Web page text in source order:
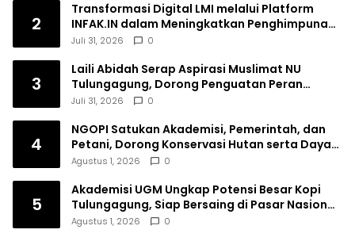
2
Transformasi Digital LMI melalui Platform
INFAK.IN dalam Meningkatkan Penghimpunan
Dana Filantropi Islam
Juli 31, 2026 0
3
Laili Abidah Serap Aspirasi Muslimat NU
Tulungagung, Dorong Penguatan Peran
Perempuan
Juli 31, 2026 0
4
NGOPI Satukan Akademisi, Pemerintah, dan
Petani, Dorong Konservasi Hutan serta Daya
Saing Kopi Tulungagung
Agustus 1, 2026 0
5
Akademisi UGM Ungkap Potensi Besar Kopi
Tulungagung, Siap Bersaing di Pasar Nasional
hingga Dunia
Agustus 1, 2026 0